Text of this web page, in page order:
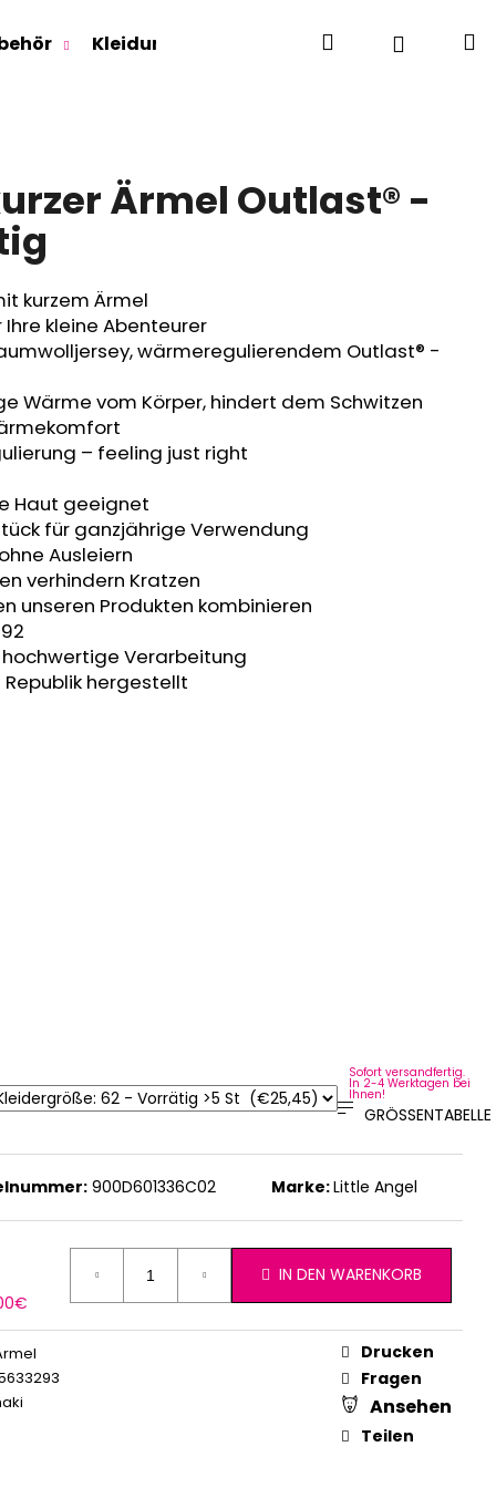
Kleidung für Jugendliche Für
SuchenLogin
Ärmel Outlast® -
kurzem Ärmel
kleine Abenteurer
wärmeregulierendem Outlast® -
Wärme vom Körper, hindert dem Schwitzen
– feeling just right
Haut geeignet
für ganzjährige Verwendung
Ausleiern
verhindern Kratzen
unseren Produkten kombinieren
Verarbeitung
hergestellt
Sofort versandfertig.
In 2-4 Werktagen bei
Ihnen!
GRÖSSENTABELLE
900D601336C02 Marke:Little Angel
IN DEN WARENKORB
Drucken
Fragen
Ansehen
Teilen